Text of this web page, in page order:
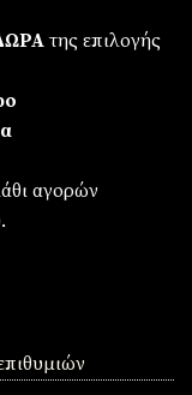
της επιλογής
αγορών